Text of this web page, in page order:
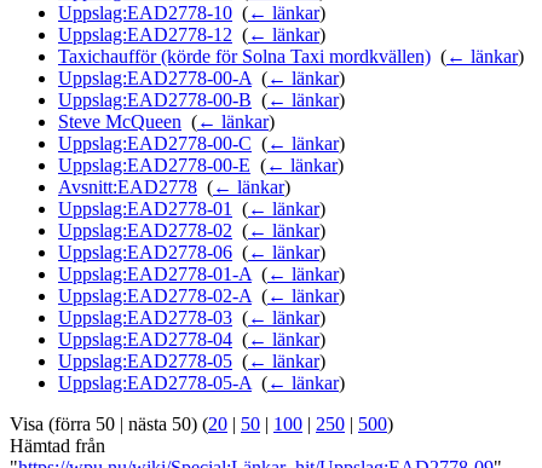
Uppslag:EAD2778-10 (← länkar)
Uppslag:EAD2778-12 (← länkar)
Taxichaufför (körde för Solna Taxi mordkvällen) (← länkar)
Uppslag:EAD2778-00-A (← länkar)
Uppslag:EAD2778-00-B (← länkar)
Steve McQueen (← länkar)
Uppslag:EAD2778-00-C (← länkar)
Uppslag:EAD2778-00-E (← länkar)
Avsnitt:EAD2778 (← länkar)
Uppslag:EAD2778-01
(← länkar)
Uppslag:EAD2778-02 (← länkar)
Uppslag:EAD2778-06 (← länkar)
Uppslag:EAD2778-01-A (← länkar)
Uppslag:EAD2778-02-A (← länkar)
Uppslag:EAD2778-03 (← länkar)
Uppslag:EAD2778-04 (← länkar)
Uppslag:EAD2778-05 (← länkar)
Uppslag:EAD2778-05-A (← länkar)
Visa (förra 50 | nästa 50) (20 | 50 | 100 | 250 | 500)
Hämtad från